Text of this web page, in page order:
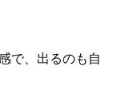
で、出るのも自